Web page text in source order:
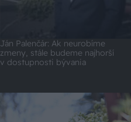
Ján Palenčár: Ak neurobíme
zmeny, stále budeme najhorší
v dostupnosti bývania